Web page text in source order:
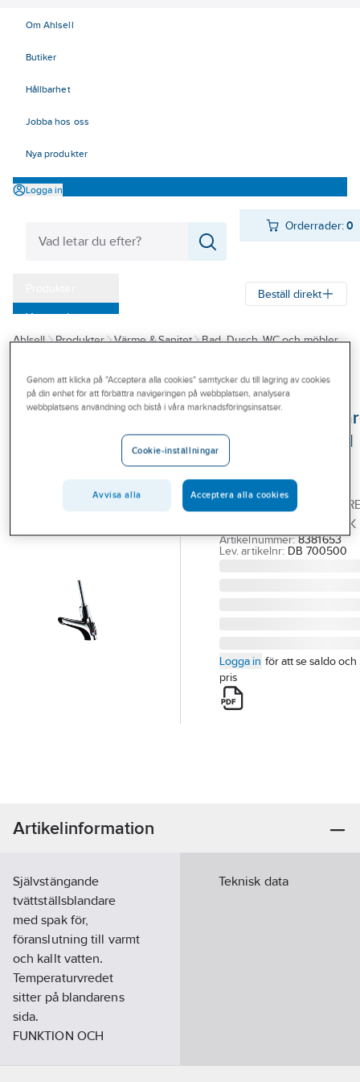
Om Ahlsell
Butiker
Hållbarhet
Jobba hos oss
Nya produkter
Logga in
Orderrader:0
Varumärken
Kampanjer
Outlet
Branscher
Beställ direkt
Ahlsell Produkter Värme & Sanitet
Bad, Dusch, WC och möbler
HENO
Tempomix 2 med
spak, Heno
HENO
TEMPOMIX 2 MED SPAK
Artikelnummer: 8381653
Lev. artikelnr: DB 700500
Logga in för att se saldo och
pris
Artikelinformation
Självstängande
tvättställsblandare
med spak för,
föranslutning till varmt
och kallt vatten.
Temperaturvredet
sitter på blandarens
sida.
FUNKTION OCH
Teknisk data
Genom att klicka på "Acceptera alla cookies" samtycker du till lagring av cookies
på din enhet för att förbättra navigeringen på webbplatsen, analysera
webbplatsens användning och bistå i våra marknadsföringsinsatser.
Cookie-inställningar
Avvisa alla Acceptera alla cookies